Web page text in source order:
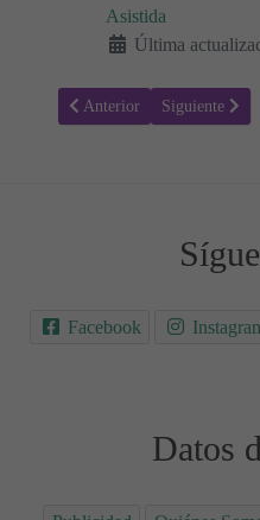
Asistida
Última
Artículo anterior: Abortos
Anterior Artículo
Siguiente
Facebook
Datos